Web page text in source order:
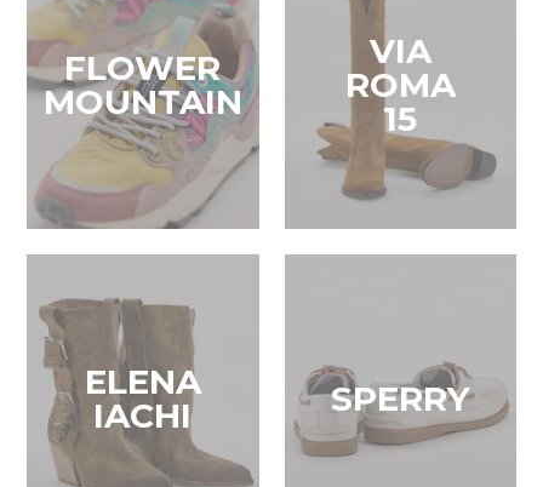
FLOWER
MOUNTAIN
VIA
ROMA
15
ELENA
IACHI
SPERRY